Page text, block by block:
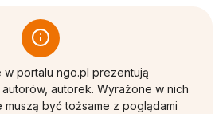
w portalu ngo.pl prezentują
autorek. Wyrażone w nich
być tożsame z poglądami